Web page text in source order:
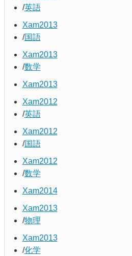
英語
Xam2013
国語
Xam2013
数学
Xam2013
Xam2012
英語
Xam2012
国語
Xam2012
数学
Xam2014
Xam2013
物理
Xam2013
化学